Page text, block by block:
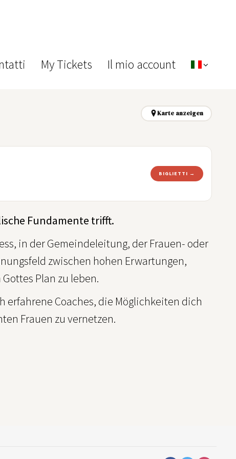
My Tickets Il mio account
Karte anzeigen
BIGLIETTI →
Fundamente trifft.
in der Gemeindeleitung, der Frauen- oder
zwischen hohen Erwartungen,
Plan zu leben.
Coaches, die Möglichkeiten dich
Frauen zu vernetzen.